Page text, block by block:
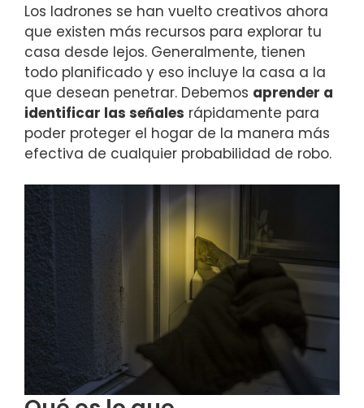
Los ladrones se han vuelto creativos ahora
que existen más recursos para explorar tu
casa desde lejos. Generalmente, tienen
todo planificado y eso incluye la casa a la
que desean penetrar. Debemos aprender a
identificar las señales rápidamente para
poder proteger el hogar de la manera más
efectiva de cualquier probabilidad de robo.